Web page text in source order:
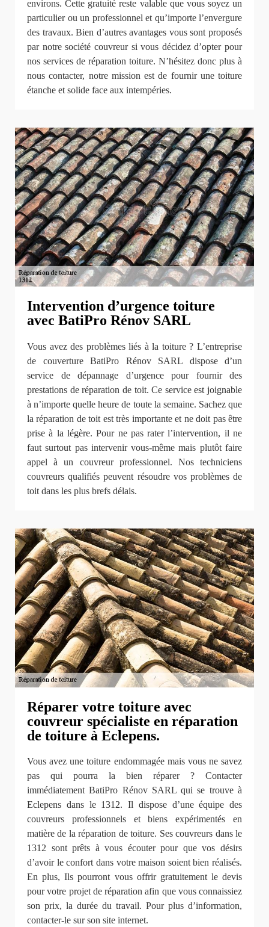
environs. Cette gratuité reste valable que vous soyez un
particulier ou un professionnel et qu’importe l’envergure
des travaux. Bien d’autres avantages vous sont proposés
par notre société couvreur si vous décidez d’opter pour
nos services de réparation toiture. N’hésitez donc plus à
nous contacter, notre mission est de fournir une toiture
étanche et solide face aux intempéries.
Intervention d’urgence toiture
avec BatiPro Rénov SARL
Vous avez des problèmes liés à la toiture ? L’entreprise
de couverture BatiPro Rénov SARL dispose d’un
service de dépannage d’urgence pour fournir des
prestations de réparation de toit. Ce service est joignable
à n’importe quelle heure de toute la semaine. Sachez que
la réparation de toit est très importante et ne doit pas être
prise à la légère. Pour ne pas rater l’intervention, il ne
faut surtout pas intervenir vous-même mais plutôt faire
appel à un couvreur professionnel. Nos techniciens
couvreurs qualifiés peuvent résoudre vos problèmes de
toit dans les plus brefs délais.
Réparer votre toiture avec
couvreur spécialiste en réparation
de toiture à Eclepens.
Vous avez une toiture endommagée mais vous ne savez
pas qui pourra la bien réparer ? Contacter
immédiatement BatiPro Rénov SARL qui se trouve à
Eclepens dans le 1312. Il dispose d’une équipe des
couvreurs professionnels et biens expérimentés en
matière de la réparation de toiture. Ses couvreurs dans le
1312 sont prêts à vous écouter pour que vos désirs
d’avoir le confort dans votre maison soient bien réalisés.
En plus, Ils pourront vous offrir gratuitement le devis
pour votre projet de réparation afin que vous connaissiez
son prix, la durée du travail. Pour plus d’information,
contacter-le sur son site internet.